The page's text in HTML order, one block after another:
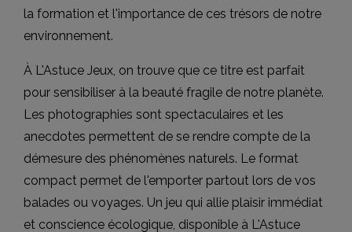
la formation et l'importance de ces trésors de notre
environnement.
À L'Astuce Jeux, on trouve que ce titre est parfait
pour sensibiliser à la beauté fragile de notre planète.
Les photographies sont spectaculaires et les
anecdotes permettent de se rendre compte de la
démesure des phénomènes naturels. Le format
compact permet de l'emporter partout lors de vos
balades ou voyages. Un jeu qui allie plaisir immédiat
et conscience écologique, disponible à L'Astuce